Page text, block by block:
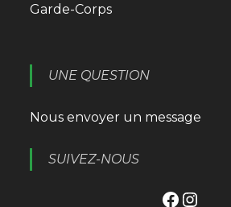
Garde-Corps
UNE QUESTION
Nous envoyer un message
SUIVEZ-NOUS
Facebook
Instagram